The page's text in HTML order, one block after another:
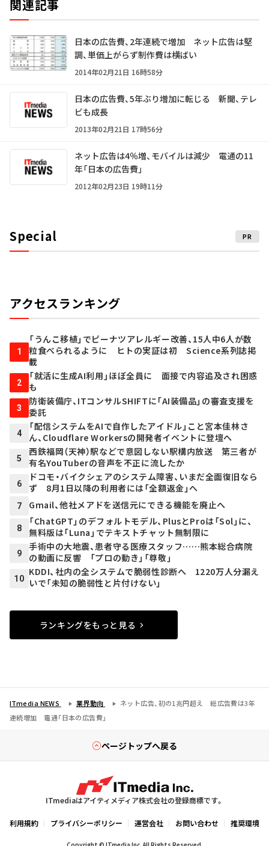
関連記事
日本の広告費、2年連続で増加 ネット広告は堅
調、単価上がらず制作費は横ばい
2014年02月21日 16時58分
日本の広告費、5年ぶり増加に転じる 新聞、テレ
ビも成長
2013年02月21日 17時56分
ネット広告は4％増、モバイルは減少 電通の11
年「日本の広告費」
2012年02月23日 19時11分
Special PR
アクセスランキング
1
「うんこ移植」でピーナツアレルギー改善、15人中6人が数
粒食べられるように ヒトの実証は初 Science系列誌掲
載
2
「就活に生成AI利用」ほぼ全員に 面接で内容追及され困惑
も
3
防衛装備庁、ITコンサルSHIFTに「AI装備品」の審査支援を
委託
4
「配信システムをAIで自作したアイドル」こと宮本佳林さ
ん、Cloudflare Workersの開発者イベントに登壇へ
5
西鉄福岡（天神）駅などで意図しない駅構内放送 第三者が
有名YouTuberの音声を不正に流したか
6
ドコモ・バイクシェアのシステム障害、いまだ全面復旧なら
ず 8月1日以降の利用者には「全額返金」へ
7 Gmail、他社メアドを送信元にできる機能を廃止へ
8
「ChatGPT」のデフォルトモデル、PlusとProは「Sol」に、
無料版は「Luna」でテキストチャット無制限に
9
手術中の大地震、患者守る医療スタッフ……熊本総合病院
の動画に反響 「プロの動き」「尊敬」
10
KDDI、社内の全システムで脆弱性診断へ 1220万人分漏え
いで「未知の脆弱性と片付けない」
ランキングをもっと見る
ITmedia NEWS 業界動向
ネット広告、初の1兆円超え 総広告費は3年
連続増加 電通「日本の広告費」
ページトップへ戻る
ITmediaはアイティメディア株式会社の登録商標です。
利用規約 プライバシーポリシー 運営会社 お問い合わせ 推奨環境